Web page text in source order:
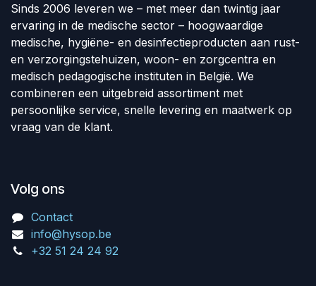
Sinds 2006 leveren we – met meer dan twintig jaar
ervaring in de medische sector – hoogwaardige
medische, hygiëne- en desinfectieproducten aan rust-
en verzorgingstehuizen, woon- en zorgcentra en
medisch pedagogische instituten in België. We
combineren een uitgebreid assortiment met
persoonlijke service, snelle levering en maatwerk op
vraag van de klant.
Volg ons
Contact
info@hysop.be
+32 51 24 24 92